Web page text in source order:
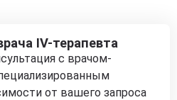
IV-терапевта
с врачом-
от вашего запроса